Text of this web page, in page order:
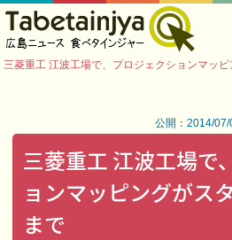
三菱重工 江波工場で、プロジェクションマッ
公開：2014/07/
三菱重工 江波工場で
ョンマッピングがス
まで